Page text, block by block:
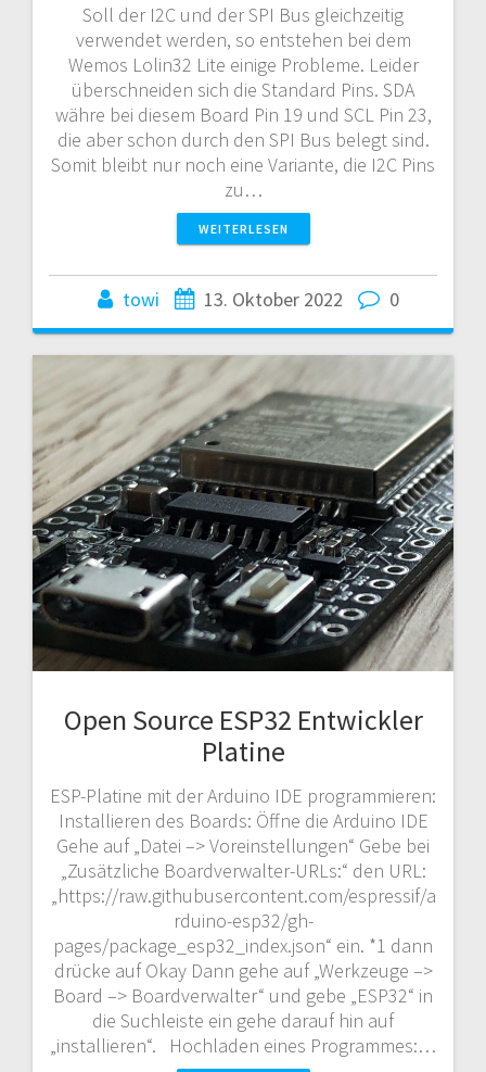
Soll der I2C und der SPI Bus gleichzeitig
verwendet werden, so entstehen bei dem
Wemos Lolin32 Lite einige Probleme. Leider
überschneiden sich die Standard Pins. SDA
währe bei diesem Board Pin 19 und SCL Pin 23,
die aber schon durch den SPI Bus belegt sind.
Somit bleibt nur noch eine Variante, die I2C Pins
zu…
WEITERLESEN
towi 13. Oktober 2022 0
Open Source ESP32 Entwickler
Platine
ESP-Platine mit der Arduino IDE programmieren:
Installieren des Boards: Öffne die Arduino IDE
Gehe auf „Datei –> Voreinstellungen“ Gebe bei
„Zusätzliche Boardverwalter-URLs:“ den URL:
„https://raw.githubusercontent.com/espressif/a
rduino-esp32/gh-
pages/package_esp32_index.json“ ein. *1 dann
drücke auf Okay Dann gehe auf „Werkzeuge –>
Board –> Boardverwalter“ und gebe „ESP32“ in
die Suchleiste ein gehe darauf hin auf
„installieren“. Hochladen eines Programmes:…